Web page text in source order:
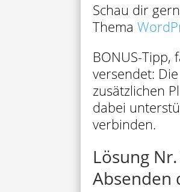
Schau dir
Thema
BONUS-
versendet:
zusätzlichen
dabei
verbinden.
Lösung
Absenden